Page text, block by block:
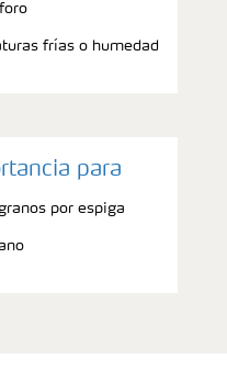
frías o humedad
para
por espiga